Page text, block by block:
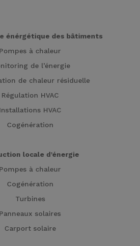
énérgétique des bâtiments
Pompes à chaleur
de l’énergie
de chaleur résiduelle
Régulation HVAC
Installations HVAC
Cogénération
locale d’énergie
Pompes à chaleur
Cogénération
Turbines
Panneaux solaires
Carport solaire